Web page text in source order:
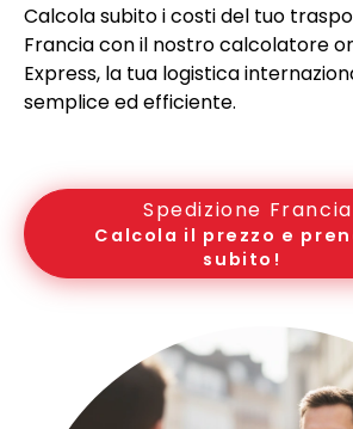
Calcola subito i costi del tuo
Francia con il nostro calcolatore
Express, la tua logistica
semplice ed efficiente.
Spedizione Francia
Calcola il prezzo e
subito!